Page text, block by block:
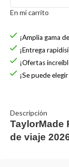
En mi carrito
¡Amplia gama
¡Entrega
¡Ofertas
¡Se puede
Descripción
TaylorMade
de viaje